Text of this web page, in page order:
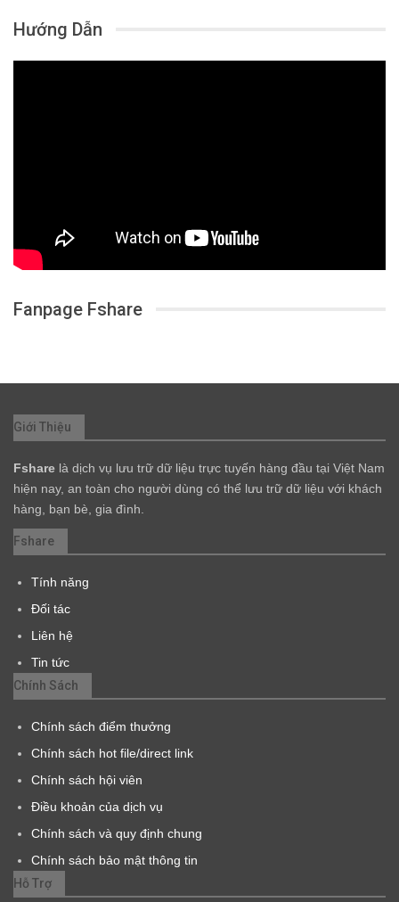
Hướng Dẫn
Fanpage Fshare
Giới Thiệu
Fshare là dịch vụ lưu trữ dữ liệu trực tuyến hàng đầu tại Việt Nam
hiện nay, an toàn cho người dùng có thể lưu trữ dữ liệu với khách
hàng, bạn bè, gia đình.
Fshare
Tính năng
Đối tác
Liên hệ
Tin tức
Chính Sách
Chính sách điểm thưởng
Chính sách hot file/direct link
Chính sách hội viên
Điều khoản của dịch vụ
Chính sách và quy định chung
Chính sách bảo mật thông tin
Hỗ Trợ